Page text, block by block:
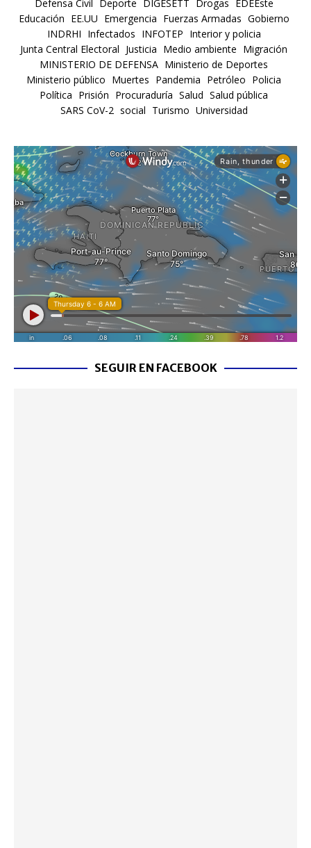
Defensa Civil Deporte DIGESETT Drogas
EDEEste
Educación EE.UU Emergencia Fuerzas Armadas Gobierno
INDRHI Infectados INFOTEP Interior y policia
Junta Central Electoral Justicia Medio ambiente Migración
MINISTERIO DE DEFENSA Ministerio de Deportes
Ministerio público Muertes Pandemia Petróleo Policia
Política Prisión Procuraduría Salud Salud pública
SARS CoV-2 social Turismo Universidad
SEGUIR EN FACEBOOK